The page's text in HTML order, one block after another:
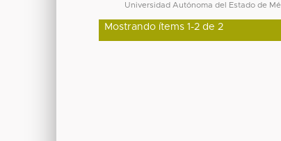
Universidad Autónoma del Estado de
Mostrando ítems 1-2 de 2